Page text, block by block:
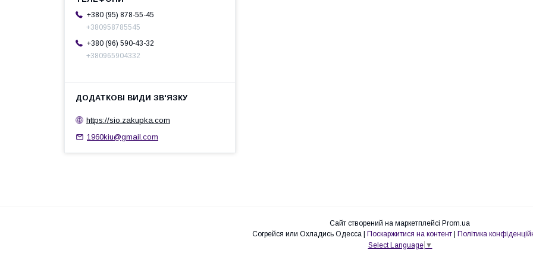
+380 (95) 878-55-45
+380958785545
+380 (96) 590-43-32
+380965904332
https://sio.zakupka.com
1960kiu@gmail.com
Сайт створений на маркетплейсі Prom.ua
Согрейся или Охладись Одесса | Поскаржитися на контент | Політика
Select Language ▼